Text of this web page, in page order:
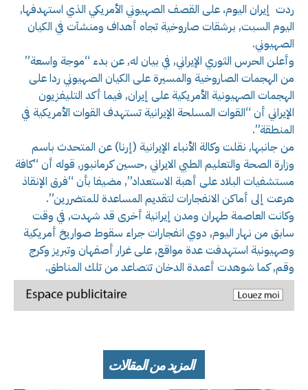
ردت إيران اليوم، على القصف الصهيوني الأمريكي الذي استهدفها,
اليوم السبت, برشقات صاروخية تجاه أهداف ومنشآت في الكيان
الصهيوني.
وأعلن الحرس الثوري الإيراني, في بيان له, عن بدء “موجة واسعة”
من الهجمات الصاروخية والمسيرة على الكيان الصهيوني ردا على
الهجمات الصهيونية الأمريكية على إيران, فيما أكد التليفزيون
الإيراني أن “القوات المسلحة الإيرانية تستهدف القوات الأمريكية في
المنطقة”.
من جانبها, نقلت وكالة الأنباء الإيرانية (إرنا) عن المتحدث باسم
وزارة الصحة والتعليم الطبي الايراني ,حسين كرمانبور, قوله أن “كافة
مستشفيات البلاد على أهبة الاستعداد”, مضيفا بأن “فرق الإنقاذ
هرعت إلى أماكن الانفجارات لتقديم المساعدة للمتضررين”.
وكانت العاصمة طهران ومدن إيرانية أخرى قد شهدت, في وقت
سابق من نهار اليوم, دوي انفجارات جراء سقوط صواريخ أمريكية
وصهيونية استهدفت عدة مواقع, على غرار أصفهان وتبريز وكرج
وقم, كما شوهدت أعمدة الدخان تتصاعد من تلك المناطق.
المزيد من المقالات